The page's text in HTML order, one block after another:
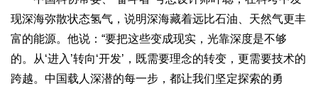
现深海弥散状态氢气，说明深海藏着远比石油、天然气更丰
富的能源。他说：“要把这些变成现实，光靠深度是不够
的。从‘进入’转向‘开发’，既需要理念的转变，更需要技术的
跨越。中国载人深潜的每一步，都让我们坚定探索的勇